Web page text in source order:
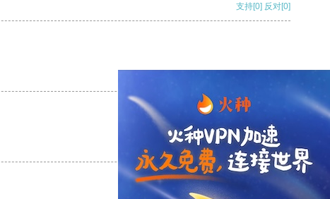
支持[0] 反对[0]
支持 [0] 反对 [0]